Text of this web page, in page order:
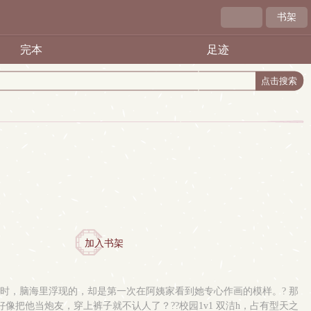
书架
完本 足迹
加入书架
，脑海里浮现的，却是第一次在阿姨家看到她专心作画的模样。? 那
把他当炮友，穿上裤子就不认人了？??校园1v1 双洁h，占有型天之